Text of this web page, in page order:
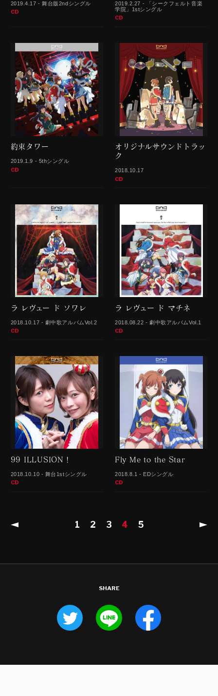
2019.4.17 - 舞台版2ndシングル
CD
2019.2.27 - 「シークフェルト音楽
学院」1stシングル
CD
約束タワー
2019.1.9 - 5thシングル
CD
オリジナルサウンドトラッ
ク
2018.10.17
CD
ラ レヴュー ド ソワレ
2018.10.17 - 劇中歌アルバムVol.2
CD
ラ レヴュー ド マチネ
2018.08.22 - 劇中歌アルバムVol.1
CD
99 ILLUSION！
2018.10.10 - 舞台1stシングル
CD
Fly Me to the Star
2018.8.1 - EDシングル
CD
1 2 3 4 5
SHARE